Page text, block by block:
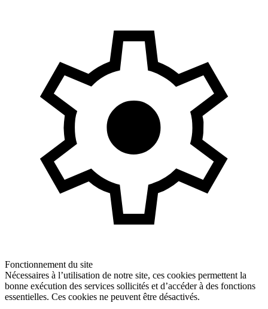
Fonctionnement du site
Nécessaires à l’utilisation de notre site, ces cookies permettent la
bonne exécution des services sollicités et d’accéder à des fonctions
essentielles. Ces cookies ne peuvent être désactivés.